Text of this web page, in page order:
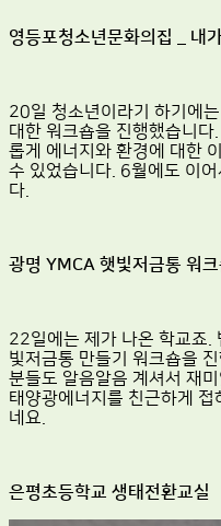
영등포청소년문화의집 _ 내
20일 청소년이라기 하기에
대한 워크숍을 진행했습니
롭게 에너지와 환경에 대한
수 있었습니다. 6월에도 이
다.
광명 YMCA 햇빛저금통 워크
22일에는 제가 나온 학교죠.
빛저금통 만들기 워크숍을
분들도 알음알음 계셔서 재
태양광에너지를 친근하게
네요.
은평초등학교 생태전환교실